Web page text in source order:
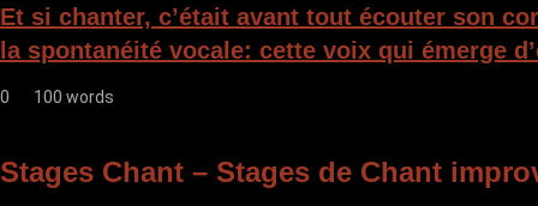
Et si chanter, c’était avant tout écouter son
la spontanéité vocale: cette voix qui émerge
0 100 words
Stages Chant – Stages de Chant